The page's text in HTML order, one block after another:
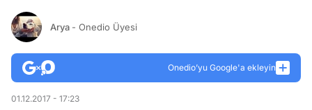
Arya - Onedio Üyesi
Onedio’yu Google'a ekleyin
01.12.2017 - 17:23